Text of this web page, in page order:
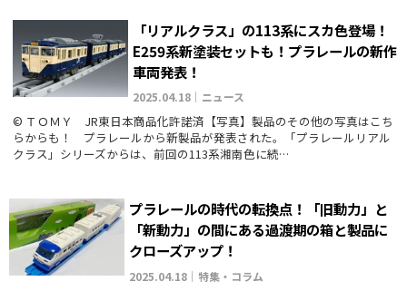
「リアルクラス」の113系にスカ色登場！
E259系新塗装セットも！プラレールの新作
車両発表！
2025.04.18｜ニュース
© ＴＯＭＹ JR東日本商品化許諾済【写真】製品のその他の写真はこち
らからも！ プラレールから新製品が発表された。「プラレールリアル
クラス」シリーズからは、前回の113系湘南色に続…
プラレールの時代の転換点！「旧動力」と
「新動力」の間にある過渡期の箱と製品に
クローズアップ！
2025.04.18｜特集・コラム